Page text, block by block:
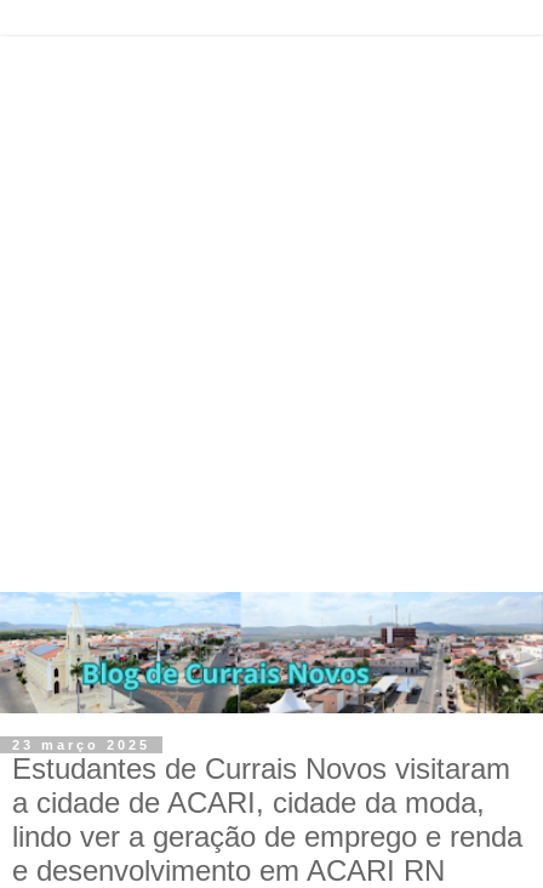
23 março 2025
Estudantes de Currais Novos visitaram
a cidade de ACARI, cidade da moda,
lindo ver a geração de emprego e renda
e desenvolvimento em ACARI RN